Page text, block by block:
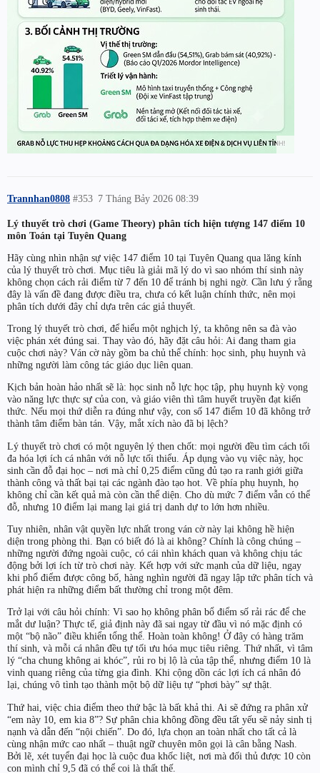
Trannhan0808 7 Tháng Bảy 2026 08:39
#353
Lý thuyết trò chơi (Game Theory) phân tích hiện tượng 147 điểm 10
môn Toán tại Tuyên Quang
Hãy cùng nhìn nhận sự việc 147 điểm 10 tại Tuyên Quang qua lăng kính
của lý thuyết trò chơi. Mục tiêu là giải mã lý do vì sao nhóm thí sinh này
không chọn cách rải điểm từ 7 đến 10 để tránh bị nghi ngờ. Cần lưu ý rằng
đây là vấn đề đang được điều tra, chưa có kết luận chính thức, nên mọi
phân tích dưới đây chỉ dựa trên các giả thuyết.
Trong lý thuyết trò chơi, để hiểu một nghịch lý, ta không nên sa đà vào
việc phán xét đúng sai. Thay vào đó, hãy đặt câu hỏi: Ai đang tham gia
cuộc chơi này? Ván cờ này gồm ba chủ thể chính: học sinh, phụ huynh và
những người làm công tác giáo dục liên quan.
Kịch bản hoàn hảo nhất sẽ là: học sinh nỗ lực học tập, phụ huynh kỳ vọng
vào năng lực thực sự của con, và giáo viên thì tâm huyết truyền đạt kiến
thức. Nếu mọi thứ diễn ra đúng như vậy, con số 147 điểm 10 đã không trở
thành tâm điểm bàn tán. Vậy, mắt xích nào đã bị lệch?
Lý thuyết trò chơi có một nguyên lý then chốt: mọi người đều tìm cách tối
đa hóa lợi ích cá nhân với nỗ lực tối thiểu. Áp dụng vào vụ việc này, học
sinh cần đỗ đại học – nơi mà chỉ 0,25 điểm cũng đủ tạo ra ranh giới giữa
thành công và thất bại tại các ngành đào tạo hot. Về phía phụ huynh, họ
không chỉ cần kết quả mà còn cần thể diện. Cho dù mức 7 điểm vẫn có thể
đỗ, nhưng 10 điểm lại mang lại giá trị danh dự to lớn hơn nhiều.
Tuy nhiên, nhân vật quyền lực nhất trong ván cờ này lại không hề hiện
diện trong phòng thi. Bạn có biết đó là ai không? Chính là công chúng –
những người đứng ngoài cuộc, có cái nhìn khách quan và không chịu tác
động bởi lợi ích từ trò chơi này. Kết hợp với sức mạnh của dữ liệu, ngay
khi phổ điểm được công bố, hàng nghìn người đã ngay lập tức phân tích và
phát hiện ra những điểm bất thường chỉ trong một đêm.
Trở lại với câu hỏi chính: Vì sao họ không phân bổ điểm số rải rác để che
mắt dư luận? Thực tế, giả định này đã sai ngay từ đầu vì nó mặc định có
một “bộ não” điều khiển tổng thể. Hoàn toàn không! Ở đây có hàng trăm
thí sinh, và mỗi cá nhân đều tự tối ưu hóa mục tiêu riêng. Thứ nhất, vì tâm
lý “cha chung không ai khóc”, rủi ro bị lộ là của tập thể, nhưng điểm 10 là
vinh quang riêng của từng gia đình. Khi cộng dồn các lợi ích cá nhân đó
lại, chúng vô tình tạo thành một bộ dữ liệu tự “phơi bày” sự thật.
Thứ hai, việc chia điểm theo thứ bậc là bất khả thi. Ai sẽ đứng ra phân xử
“em này 10, em kia 8”? Sự phân chia không đồng đều tất yếu sẽ nảy sinh tị
nạnh và dẫn đến “nội chiến”. Do đó, lựa chọn an toàn nhất cho tất cả là
cùng nhận mức cao nhất – thuật ngữ chuyên môn gọi là cân bằng Nash.
Bởi lẽ, xét tuyển đại học là cuộc đua khốc liệt, nơi mà đối thủ được 10 còn
con mình chỉ 9,5 đã có thể coi là thất thế.